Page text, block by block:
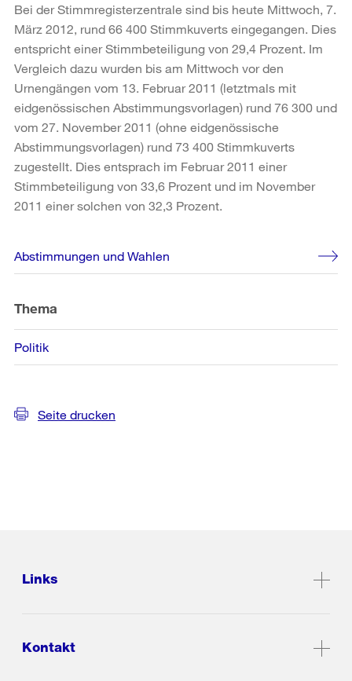
Bei der Stimmregisterzentrale sind bis heute Mittwoch, 7.
März 2012, rund 66 400 Stimmkuverts eingegangen. Dies
entspricht einer Stimmbeteiligung von 29,4 Prozent. Im
Vergleich dazu wurden bis am Mittwoch vor den
Urnengängen vom 13. Februar 2011 (letztmals mit
eidgenössischen Abstimmungsvorlagen) rund 76 300 und
vom 27. November 2011 (ohne eidgenössische
Abstimmungsvorlagen) rund 73 400 Stimmkuverts
zugestellt. Dies entsprach im Februar 2011 einer
Stimmbeteiligung von 33,6 Prozent und im November
2011 einer solchen von 32,3 Prozent.
Weitere
Informationen
Abstimmungen und Wahlen
Thema
Politik
Seite drucken
Links
Kontakt